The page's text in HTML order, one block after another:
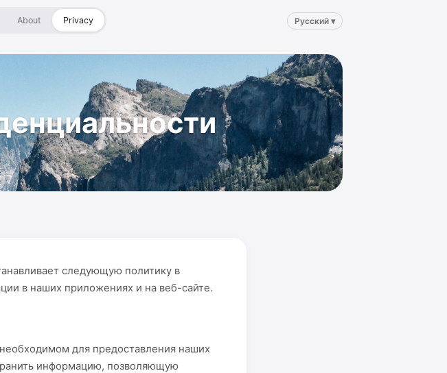
About Privacy Русский ▾
следующую политику в
в наших приложениях и на веб-сайте.
для предоставления наших
информацию, позволяющую